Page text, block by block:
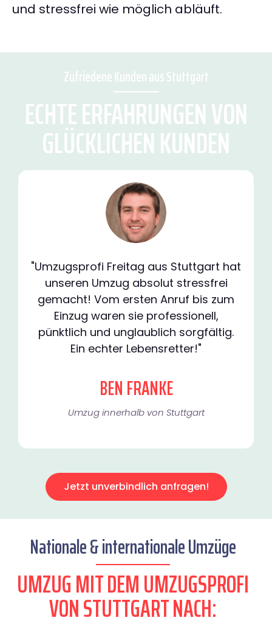
und stressfrei wie möglich abläuft.
Zufriedene Kunden aus Stuttgart
ECHTE ERFAHRUNGEN VON
GLÜCKLICHEN KUNDEN
"Umzugsprofi Freitag aus Stuttgart hat
unseren Umzug absolut stressfrei
gemacht! Vom ersten Anruf bis zum
Einzug waren sie professionell,
pünktlich und unglaublich sorgfältig.
Ein echter Lebensretter!"
BEN FRANKE
Umzug innerhalb von Stuttgart​
Jetzt unverbindlich anfragen!
Nationale & internationale Umzüge
UMZUG MIT DEM UMZUGSPROFI
VON STUTTGART NACH: